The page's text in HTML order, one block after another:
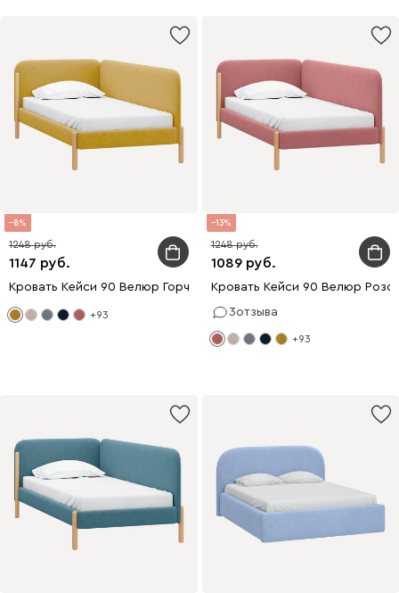
8
1147
1248
Кровать Кейси 90 Велюр Горчичный
+93
13
1089
1248
Кровать Кейси 90 Велюр
3отзыва
+93